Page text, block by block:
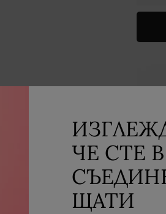
ЧЕ СТЕ В
ЩАТИ